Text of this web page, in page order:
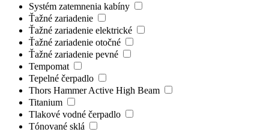
Systém zatemnenia kabíny
Ťažné zariadenie
Ťažné zariadenie elektrické
Ťažné zariadenie otočné
Ťažné zariadenie pevné
Tempomat
Tepelné čerpadlo
Thors Hammer Active High Beam
Titanium
Tlakové vodné čerpadlo
Tónované sklá